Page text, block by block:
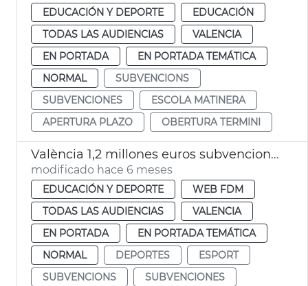
EDUCACIÓN Y DEPORTE
EDUCACIÓN
TODAS LAS AUDIENCIAS
VALENCIA
EN PORTADA
EN PORTADA TEMÁTICA
NORMAL
SUBVENCIONS
SUBVENCIONES
ESCOLA MATINERA
APERTURA PLAZO
OBERTURA TERMINI
València 1,2 millones euros subvenciones proyectos deportivos
modificado hace 6 meses
EDUCACIÓN Y DEPORTE
WEB FDM
TODAS LAS AUDIENCIAS
VALENCIA
EN PORTADA
EN PORTADA TEMÁTICA
NORMAL
DEPORTES
ESPORT
SUBVENCIONS
SUBVENCIONES